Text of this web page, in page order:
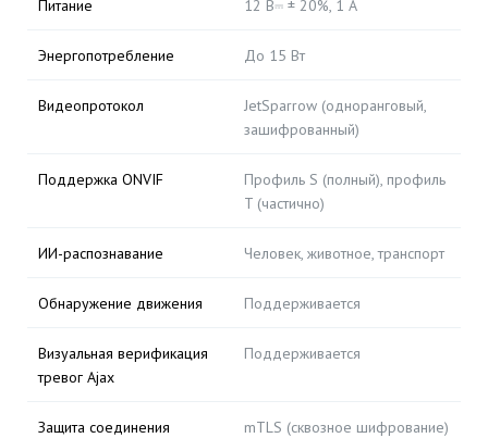
Питание 12 В⎓ ± 20%, 1 А
Энергопотребление До 15 Вт
Видеопротокол
JetSparrow (одноранговый,
зашифрованный)
Поддержка ONVIF
Профиль S (полный), профиль
T (частично)
ИИ-распознавание Человек, животное, транспорт
Обнаружение движения Поддерживается
Визуальная верификация
тревог Ajax
Поддерживается
Защита соединения mTLS (сквозное шифрование)